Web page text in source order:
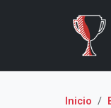
Inicio